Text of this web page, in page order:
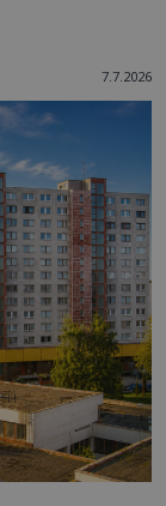
7.7.2026